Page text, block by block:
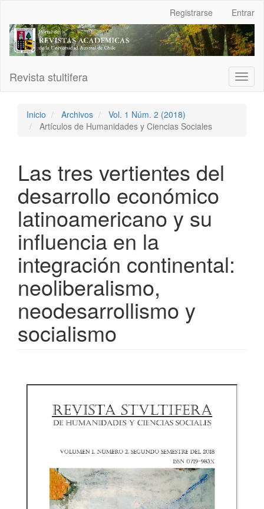
Contenido
principal
Barra
Registrarse Entrar
Revista stultifera
Inicio Archivos
Vol. 1 Núm. 2 (2018)
Artículos de Humanidades y Ciencias Sociales
Las tres vertientes del
desarrollo económico
latinoamericano y su
influencia en la
integración continental:
neoliberalismo,
neodesarrollismo y
socialismo
lateral
artículo